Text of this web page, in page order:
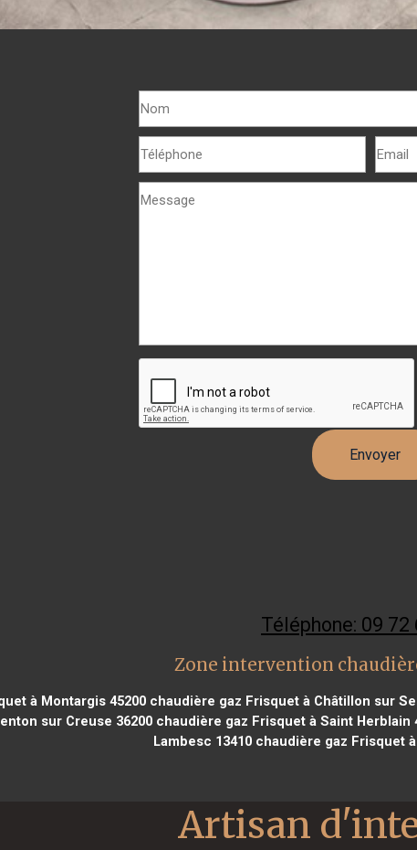
Téléphone: 09 72
Zone intervention
à Montargis 45200chaudière gaz Frisquet à Châtillon sur
sur Creuse 36200 chaudière gaz Frisquet à Saint Herblain
Lambesc 13410 chaudière gaz Frisquet
Artisan